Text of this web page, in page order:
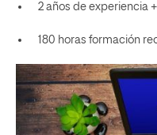
2 años de experiencia
180 horas formación